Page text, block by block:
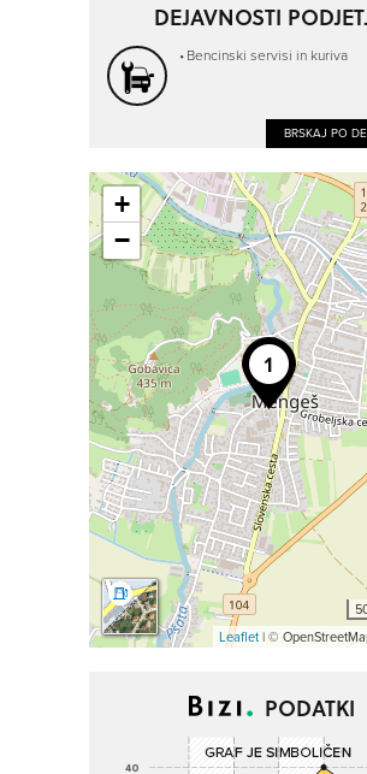
DEJAVNOSTI
Bencinski servisi in kuriva
BRSKAJ PO
+
−
Leaflet| ©
PODATKI